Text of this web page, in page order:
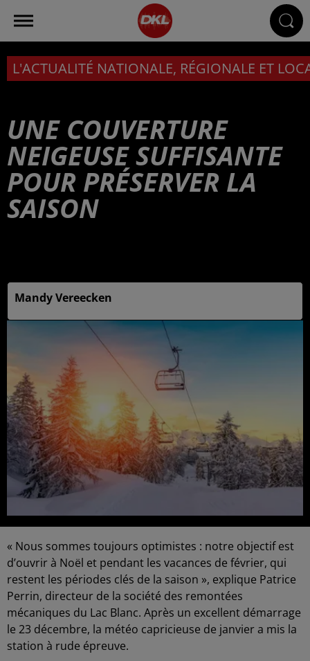
L'ACTUALITÉ NATIONALE, RÉGIONALE ET
UNE COUVERTURE
NEIGEUSE SUFFISANTE
POUR PRÉSERVER LA
SAISON
Mandy Vereecken
« Nous sommes toujours optimistes : notre objectif est
d’ouvrir à Noël et pendant les vacances de février, qui
restent les périodes clés de la saison », explique Patrice
Perrin, directeur de la société des remontées
mécaniques du Lac Blanc. Après un excellent démarrage
le 23 décembre, la météo capricieuse de janvier a mis la
station à rude épreuve.